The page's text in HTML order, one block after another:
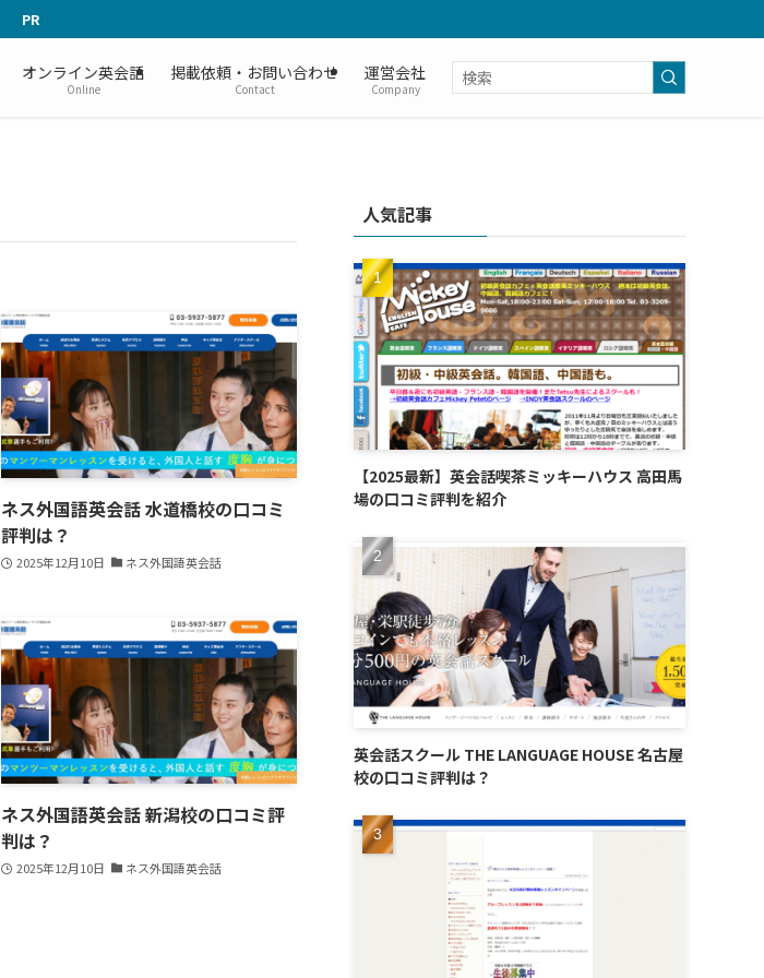
PR
オンライン英会話
Online
掲載依頼・お問い合わせ
Contact
運営会社
Company
ネス外国語英会話 水道橋校の口コミ
評判は？
2025年12月10日 ネス外国語英会話
ネス外国語英会話 新潟校の口コミ評
判は？
2025年12月10日 ネス外国語英会話
人気記事
【2025最新】英会話喫茶ミッキーハウス 高田馬
場の口コミ評判を紹介
英会話スクール THE LANGUAGE HOUSE 名古屋
校の口コミ評判は？